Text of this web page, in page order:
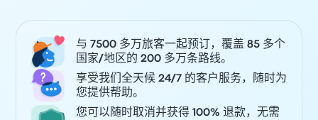
与 7500 多万旅客一起预订，覆盖 85 多个
国家/地区的 200 多万条路线。
享受我们全天候 24/7 的客户服务，随时为
您提供帮助。
您可以随时取消并获得 100% 退款，无需